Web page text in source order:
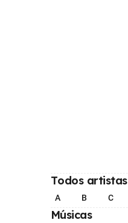
Todos artistas
A B C
Músicas